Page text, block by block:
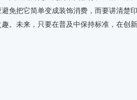
免把它简单变成装饰消费，而要讲清
。未来，只要在普及中保持标准，在